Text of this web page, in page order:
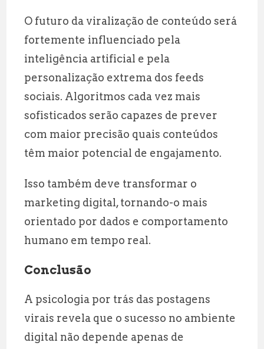
O futuro da viralização de conteúdo será
fortemente influenciado pela
inteligência artificial e pela
personalização extrema dos feeds
sociais. Algoritmos cada vez mais
sofisticados serão capazes de prever
com maior precisão quais conteúdos
têm maior potencial de engajamento.
Isso também deve transformar o
marketing digital, tornando-o mais
orientado por dados e comportamento
humano em tempo real.
Conclusão
A psicologia por trás das postagens
virais revela que o sucesso no ambiente
digital não depende apenas de